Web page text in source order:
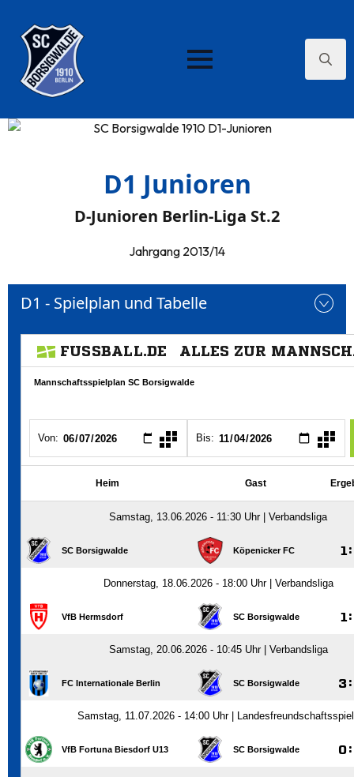
D1 Junioren
D-Junioren Berlin-Liga St.2
Jahrgang 2013/14
D1 - Spielplan und Tabelle